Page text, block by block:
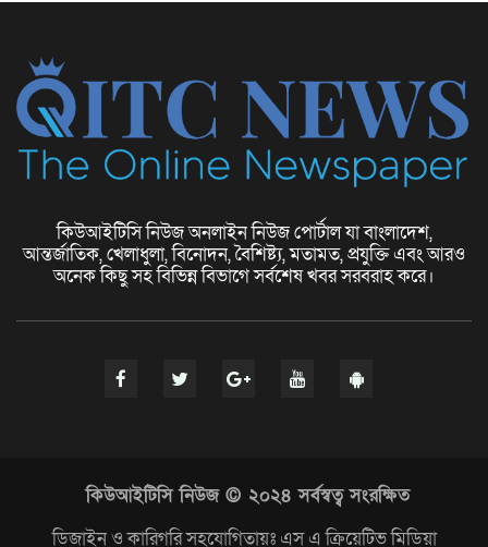
ফ্যাশন বিশ্বে নতুন চিত্র
Ideas)
কিউআইটিসি নিউজ অনলাইন নিউজ পোর্টাল যা বাংলাদেশ,
আন্তর্জাতিক, খেলাধুলা, বিনোদন, বৈশিষ্ট্য, মতামত, প্রযুক্তি এবং আরও
অনেক কিছু সহ বিভিন্ন বিভাগে সর্বশেষ খবর সরবরাহ করে।
কিউআইটিসি নিউজ © ২০২৪ সর্বস্বত্ব সংরক্ষিত
ডিজাইন ও কারিগরি সহযোগিতায়ঃ এস এ ক্রিয়েটিভ মিডিয়া